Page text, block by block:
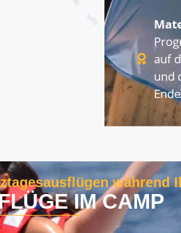
auf
und
während
IM CAMP